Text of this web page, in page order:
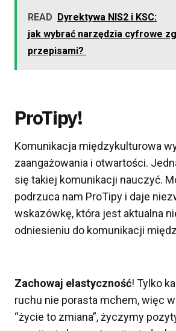
READ Dyrektywa NIS2 i KSC:
jak wybrać narzędzia cyfrowe
przepisami?
ProTipy!
Komunikacja międzykulturowa
zaangażowania i otwartości.
się takiej komunikacji nauczyć.
podrzuca nam ProTipy i daje
wskazówkę, która jest aktualna
odniesieniu do komunikacji
Zachowaj elastyczność! Tylko
ruchu nie porasta mchem, więc
“życie to zmiana”, życzymy